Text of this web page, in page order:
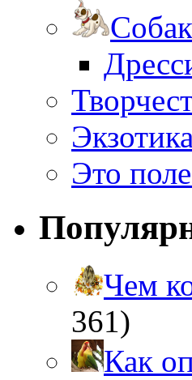
Экзотика
Это
Чем
361)
Как